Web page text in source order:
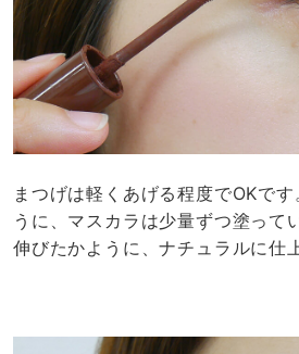
まつげは軽くあげる程度でOKで
うに、マスカラは少量ずつ塗って
伸びたかように、ナチュラルに仕